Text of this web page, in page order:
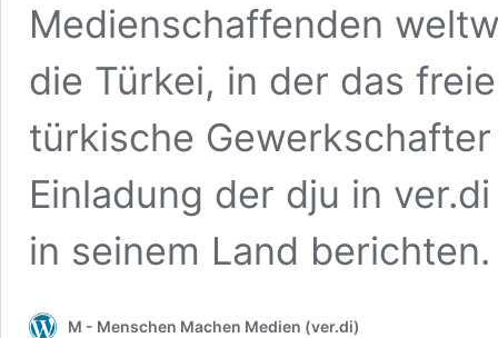
Medienschaffenden
die Türkei, in der das
türkische
Einladung der dju in
in seinem Land
M - Menschen Machen Medien (ver.di)